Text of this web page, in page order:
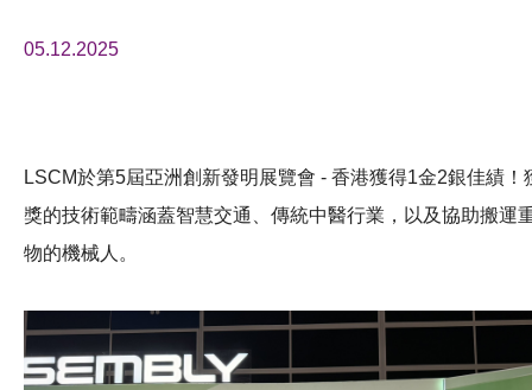
科技分享
會籍
05.12.2025
LSCM於第5屆亞洲創新發明展覽會 - 香港獲得1金2銀佳績！
獎的技術範疇涵蓋智慧交通、傳統中醫行業，以及協助搬運
物的機械人。